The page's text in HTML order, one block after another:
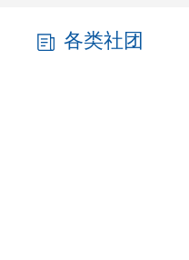
各类社团